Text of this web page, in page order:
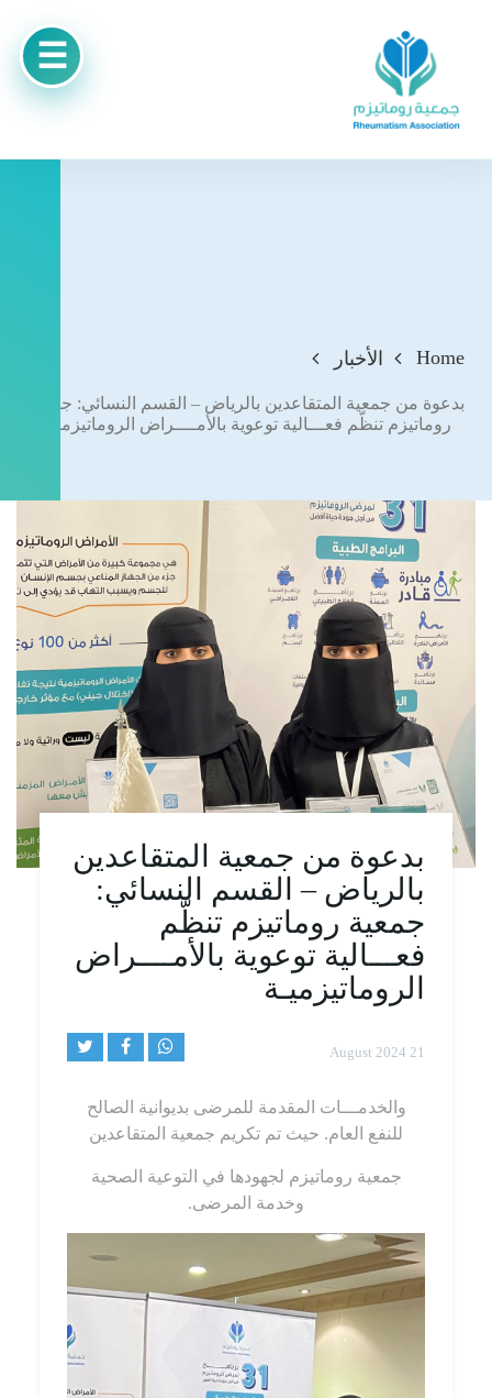
Home الأخبار
بدعوة من جمعية المتقاعدين بالرياض – القسم النسائي: جمعية
روماتيزم تنظّم فعـــالية توعوية بالأمــــراض الروماتيزميـة
بدعوة من جمعية المتقاعدين
بالرياض – القسم النسائي:
جمعية روماتيزم تنظّم
فعـــالية توعوية بالأمــــراض
الروماتيزميـة
21 August 2024
والخدمـــات المقدمة للمرضى بديوانية الصالح
للنفع العام. حيث تم تكريم جمعية المتقاعدين
جمعية روماتيزم لجهودها في التوعية الصحية
وخدمة المرضى.